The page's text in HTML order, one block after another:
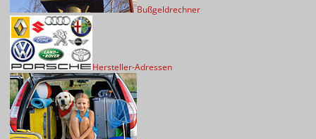
Bußgeldrechner
Hersteller-Adressen